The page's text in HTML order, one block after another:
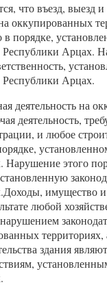
что въезд, выезд
оккупированных
в порядке,
Республики Арцах.
Республики Арцах.
деятельность на
деятельность,
и любое
этого
имущество и
любой
территориях,
здания